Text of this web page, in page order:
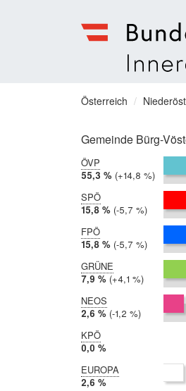
für
Inneres
Sie
sich
hier:
Österreich
Gemeinde Bürg-
ÖVP
2019:
55,3 %
2014:
40,5 %
Differenz:
+14,8 %
SPÖ
2019:
15,8 %
2014:
21,5 %
Differenz:
-5,7 %
FPÖ
2019:
15,8 %
2014:
21,5 %
Differenz:
-5,7 %
GRÜNE
2019:
7,9 %
2014:
3,8 %
Differenz:
+4,1 %
NEOS
2019:
2,6 %
2014:
3,8 %
Differenz:
-1,2 %
KPÖ
2019:
0,0 %
nicht
teilgenommen
EUROPA
2019:
2,6 %